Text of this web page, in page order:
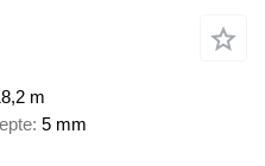
m
5 mm